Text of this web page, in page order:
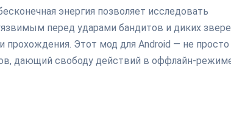
энергия позволяет исследовать
перед ударами бандитов и диких
Этот мод для Android — не просто
дающий свободу действий в оффлайн-